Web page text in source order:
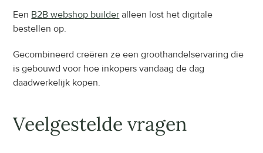
Een B2B webshop builder alleen lost het digitale
bestellen op.
Gecombineerd creëren ze een groothandelservaring die
is gebouwd voor hoe inkopers vandaag de dag
daadwerkelijk kopen.
Veelgestelde vragen